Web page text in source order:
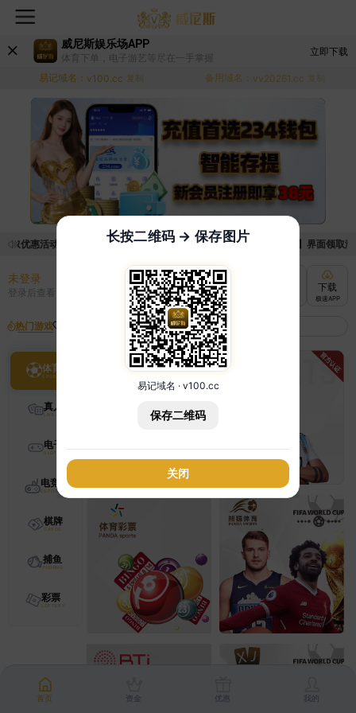
威尼斯娱乐场APP
体育下单，电子游艺等尽在一手掌握
立即下载
易记域名： v100.cc 复制 备用域名： vv20261.cc 复制
取优惠活动的手续麻烦，已新增优惠系统，现在可以前往【福利中心】界面领取
未登录
登录后查看 充值
快速到账
下载
极速APP
热门游戏
体育
真人
电子
电竞
棋牌
捕鱼
彩票
首页 资金 优惠 我的
长按二维码 → 保存图片
易记域名 · v100.cc
保存二维码
关闭